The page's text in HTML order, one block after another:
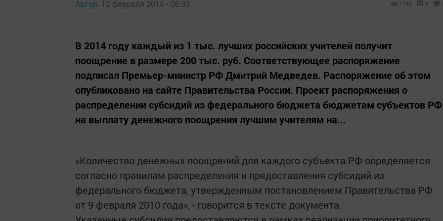
Автор, 12 февраля 2014 - 06:53 1256 0
В 2014 году каждый из 1 тыс. лучших российских учителей получит
поощрение в размере 200 тыс. руб. Соответствующее распоряжение
подписал Премьер-министр РФ Дмитрий Медведев. Распоряжение об этом
опубликовано на сайте Правительства России. Проект распоряжения о
распределении субсидий из федерального бюджета бюджетам субъектов РФ
на выплату денежного поощрения лучшим учителям на...
«Количество денежных поощрений для каждого субъекта РФ определяется
согласно правилам распределения и предоставления субсидий из
федерального бюджета, утвержденным постановлением Правительства РФ
от 9 февраля 2010 года», - говорится в тексте документа.